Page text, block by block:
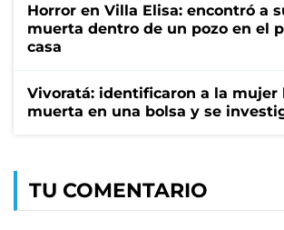
Horror en Villa Elisa: encontró a
muerta dentro de un pozo en el
casa
Vivoratá: identificaron a la mujer
muerta en una bolsa y se
TU COMENTARIO